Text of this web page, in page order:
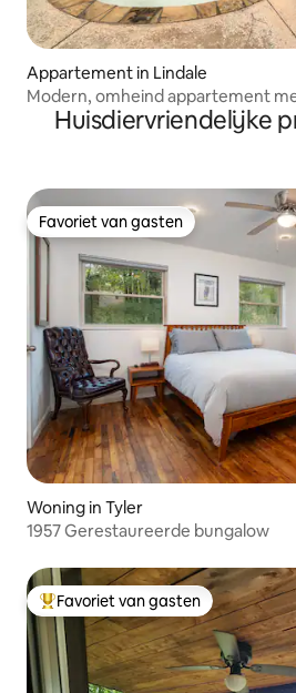
Appartement in Lindale
Modern, omheind appartement
bed!Huisdiervriendelijke
Favoriet van gasten
Favoriet van gasten
Woning in Tyler
1957 Gerestaureerde bungalow
Topfavoriet van gasten
Favoriet van gasten